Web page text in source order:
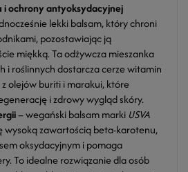
i ochrony antyoksydacyjnej
lekki balsam, który chroni
pozostawiając ją
miękką. Ta odżywcza mieszanka
i roślinnych dostarcza cerze witamin
olejów buriti i marakui, które
i zdrowy wygląd skóry.
– wegański balsam marki USVA
wysoką zawartością beta-karotenu,
oksydacyjnym i pomaga
To idealne rozwiązanie dla osób